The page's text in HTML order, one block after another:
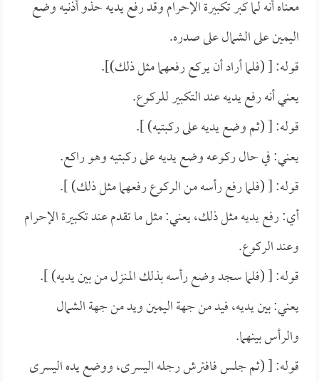
معناه أنه لما كبر تكبيرة الإحرام وقد رفع يديه حذو أذنيه وضع
اليمين على الشمال على صدره.
قوله: [ (فلما أراد أن يركع رفعهما مثل ذلك)].
يعني أنه رفع يديه عند التكبير للركوع.
قوله: [ (ثم وضع يديه على ركبتيه) ].
يعني: في حال ركوعه وضع يديه على ركبتيه وهو راكع.
قوله: [ (فلما رفع رأسه من الركوع رفعهما مثل ذلك) ].
أي: رفع يديه مثل ذلك، يعني: مثل ما تقدم عند تكبيرة الإحرام
وعند الركوع.
قوله: [ (فلما سجد وضع رأسه بذلك المنزل من بين يديه) ].
يعني: بين يديه، فيد من جهة اليمين ويد من جهة الشمال
والرأس بينهما.
قوله: [ (ثم جلس فافترش رجله اليسرى، ووضع يده اليسرى